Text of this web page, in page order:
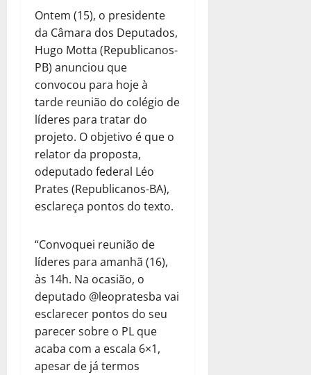
Ontem (15), o presidente
da Câmara dos Deputados,
Hugo Motta (Republicanos-
PB) anunciou que
convocou para hoje à
tarde reunião do colégio de
líderes para tratar do
projeto. O objetivo é que o
relator da proposta,
odeputado federal Léo
Prates (Republicanos-BA),
esclareça pontos do texto.
“Convoquei reunião de
líderes para amanhã (16),
às 14h. Na ocasião, o
deputado @leopratesba vai
esclarecer pontos do seu
parecer sobre o PL que
acaba com a escala 6×1,
apesar de já termos